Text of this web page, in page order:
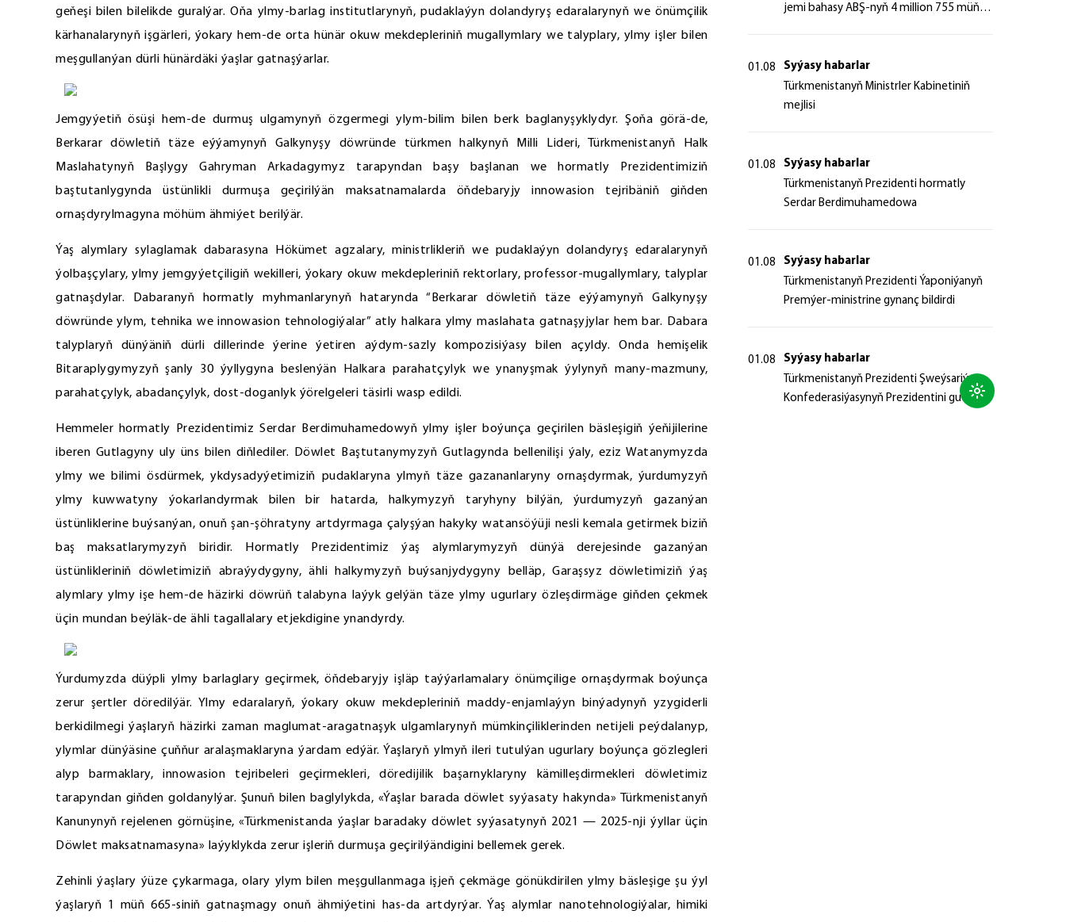
geňeşi bilen bilelikde guralýar. Oňa ylmy-barlag institutlarynyň, pudaklaýyn dolandyryş edaralarynyň we önümçilik
kärhanalarynyň işgärleri, ýokary hem-de orta hünär okuw mekdepleriniň mugallymlary we talyplary, ylmy işler bilen
meşgullanýan dürli hünärdäki ýaşlar gatnaşýarlar.
Jemgyýetiň ösüşi hem-de durmuş ulgamynyň özgermegi ylym-bilim bilen berk baglanyşyklydyr. Şoňa görä-de,
Berkarar döwletiň täze eýýamynyň Galkynyşy döwründe türkmen halkynyň Milli Lideri, Türkmenistanyň Halk
Maslahatynyň Başlygy Gahryman Arkadagymyz tarapyndan başy başlanan we hormatly Prezidentimiziň
baştutanlygynda üstünlikli durmuşa geçirilýän maksatnamalarda öňdebaryjy innowasion tejribäniň giňden
ornaşdyrylmagyna möhüm ähmiýet berilýär.
Ýaş alymlary sylaglamak dabarasyna Hökümet agzalary, ministrlikleriň we pudaklaýyn dolandyryş edaralarynyň
ýolbaşçylary, ylmy jemgyýetçiligiň wekilleri, ýokary okuw mekdepleriniň rektorlary, professor-mugallymlary, talyplar
gatnaşdylar. Dabaranyň hormatly myhmanlarynyň hatarynda “Berkarar döwletiň täze eýýamynyň Galkynyşy
döwründe ylym, tehnika we innowasion tehnologiýalar” atly halkara ylmy maslahata gatnaşyjylar hem bar. Dabara
talyplaryň dünýäniň dürli dillerinde ýerine ýetiren aýdym-sazly kompozisiýasy bilen açyldy. Onda hemişelik
Bitaraplygymyzyň şanly 30 ýyllygyna beslenýän Halkara parahatçylyk we ynanyşmak ýylynyň many-mazmuny,
parahatçylyk, abadançylyk, dost-doganlyk ýörelgeleri täsirli wasp edildi.
Hemmeler hormatly Prezidentimiz Serdar Berdimuhamedowyň ylmy işler boýunça geçirilen bäsleşigiň ýeňijilerine
iberen Gutlagyny uly üns bilen diňlediler. Döwlet Baştutanymyzyň Gutlagynda bellenilişi ýaly, eziz Watanymyzda
ylmy we bilimi ösdürmek, ykdysadyýetimiziň pudaklaryna ylmyň täze gazananlaryny ornaşdyrmak, ýurdumyzyň
ylmy kuwwatyny ýokarlandyrmak bilen bir hatarda, halkymyzyň taryhyny bilýän, ýurdumyzyň gazanýan
üstünliklerine buýsanýan, onuň şan-şöhratyny artdyrmaga çalyşýan hakyky watansöýüji nesli kemala getirmek biziň
baş maksatlarymyzyň biridir. Hormatly Prezidentimiz ýaş alymlarymyzyň dünýä derejesinde gazanýan
üstünlikleriniň döwletimiziň abraýydygyny, ähli halkymyzyň buýsanjydygyny belläp, Garaşsyz döwletimiziň ýaş
alymlary ylmy işe hem-de häzirki döwrüň talabyna laýyk gelýän täze ylmy ugurlary özleşdirmäge giňden çekmek
üçin mundan beýläk-de ähli tagallalary etjekdigine ynandyrdy.
Ýurdumyzda düýpli ylmy barlaglary geçirmek, öňdebaryjy işläp taýýarlamalary önümçilige ornaşdyrmak boýunça
zerur şertler döredilýär. Ylmy edaralaryň, ýokary okuw mekdepleriniň maddy-enjamlaýyn binýadynyň yzygiderli
berkidilmegi ýaşlaryň häzirki zaman maglumat-aragatnaşyk ulgamlarynyň mümkinçiliklerinden netijeli peýdalanyp,
ylymlar dünýäsine çuňňur aralaşmaklaryna ýardam edýär. Ýaşlaryň ylmyň ileri tutulýan ugurlary boýunça gözlegleri
alyp barmaklary, innowasion tejribeleri geçirmekleri, döredijilik başarnyklaryny kämilleşdirmekleri döwletimiz
tarapyndan giňden goldanylýar. Şunuň bilen baglylykda, «Ýaşlar barada döwlet syýasaty hakynda» Türkmenistanyň
Kanunynyň rejelenen görnüşine, «Türkmenistanda ýaşlar baradaky döwlet syýasatynyň 2021 — 2025-nji ýyllar üçin
Döwlet maksatnamasyna» laýyklykda zerur işleriň durmuşa geçirilýändigini bellemek gerek.
Zehinli ýaşlary ýüze çykarmaga, olary ylym bilen meşgullanmaga işjeň çekmäge gönükdirilen ylmy bäsleşige şu ýyl
ýaşlaryň 1 müň 665-siniň gatnaşmagy onuň ähmiýetini has-da artdyrýar. Ýaş alymlar nanotehnologiýalar, himiki
jemi bahasy ABŞ-nyň 4 million 755 müň
01.08
Syýasy habarlar
Türkmenistanyň Ministrler Kabinetiniň
mejlisi
01.08
Syýasy habarlar
Türkmenistanyň Prezidenti hormatly
Serdar Berdimuhamedowa
01.08
Syýasy habarlar
Türkmenistanyň Prezidenti Ýaponiýanyň
Premýer-ministrine gynanç bildirdi
01.08
Syýasy habarlar
Türkmenistanyň Prezidenti Şweýsariýa
Konfederasiýasynyň Prezidentini gutlady